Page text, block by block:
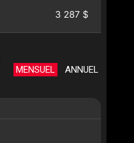
3 287 $
MENSUEL ANNUEL